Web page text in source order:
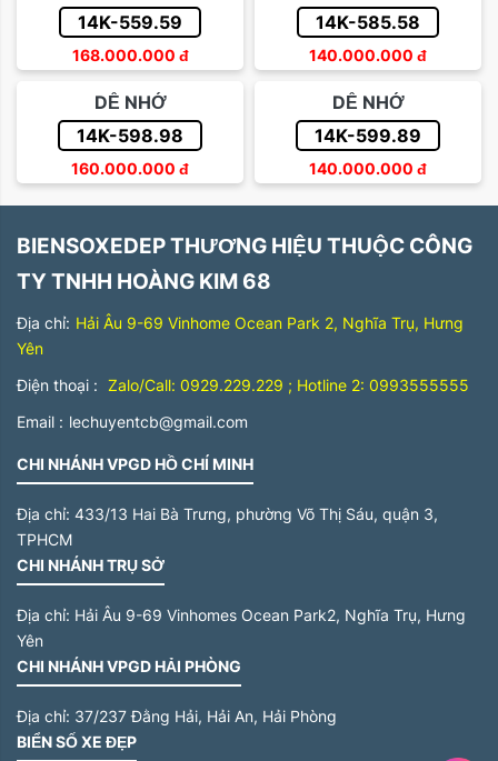
14K-559.59
168.000.000 đ
14K-585.58
140.000.000 đ
DỄ NHỚ
14K-598.98
160.000.000 đ
DỄ NHỚ
14K-599.89
140.000.000 đ
BIENSOXEDEP THƯƠNG HIỆU THUỘC CÔNG
TY TNHH HOÀNG KIM 68
Địa chỉ: Hải Âu 9-69 Vinhome Ocean Park 2, Nghĩa Trụ, Hưng
Yên
Điện thoại : Zalo/Call: 0929.229.229 ; Hotline 2: 0993555555
Email : lechuyentcb@gmail.com
CHI NHÁNH VPGD HỒ CHÍ MINH
Địa chỉ: 433/13 Hai Bà Trưng, phường Võ Thị Sáu, quận 3,
TPHCM
CHI NHÁNH TRỤ SỞ
Địa chỉ: Hải Âu 9-69 Vinhomes Ocean Park2, Nghĩa Trụ, Hưng
Yên
CHI NHÁNH VPGD HẢI PHÒNG
Địa chỉ: 37/237 Đằng Hải, Hải An, Hải Phòng
BIỂN SỐ XE ĐẸP